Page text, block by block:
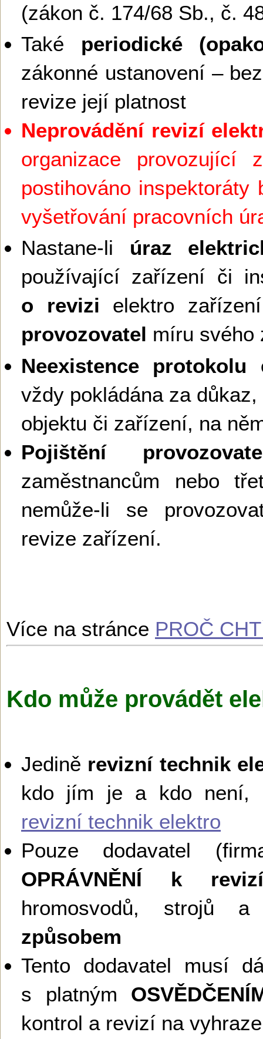
(zákon č. 174/68 Sb., č.
Také periodické
zákonné ustanovení –
revize její platnost
Neprovádění revizí
organizace
postihováno
vyšetřování pracovních
Nastane-li úraz
používající zařízení či
o revizi elektro
provozovatel míru svého
Neexistence protokolu
vždy pokládána za
objektu či zařízení, na
Pojištění
zaměstnancům nebo
nemůže-li se
revize zařízení.
Více na stránce PROČ
Kdo může provádět
Jedině revizní technik
kdo jím je a kdo není,
revizní technik elektro
Pouze dodavatel
OPRÁVNĚNÍ k
hromosvodů, strojů
způsobem
Tento dodavatel musí
s platným
kontrol a revizí na